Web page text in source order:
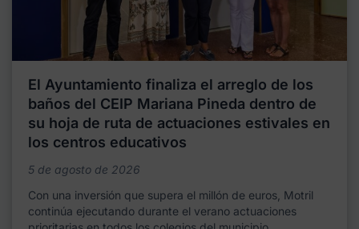
El Ayuntamiento finaliza el arreglo de los
baños del CEIP Mariana Pineda dentro de
su hoja de ruta de actuaciones estivales en
los centros educativos
5 de agosto de 2026
Con una inversión que supera el millón de euros, Motril
continúa ejecutando durante el verano actuaciones